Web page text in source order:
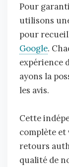
Pour
utilisons
pour
Google.
expérience
ayons la
les avis.
Cette
complète et
retours
qualité de